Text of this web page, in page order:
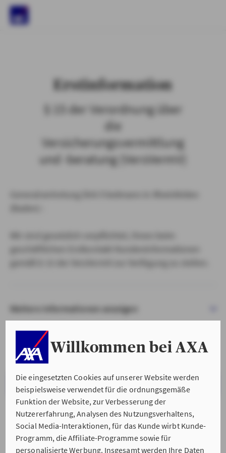
Willkommen bei AXA
Die eingesetzten Cookies auf unserer Website werden
beispielsweise verwendet für die ordnungsgemäße
Funktion der Website, zur Verbesserung der
Nutzererfahrung, Analysen des Nutzungsverhaltens,
Social Media-Interaktionen, für das Kunde wirbt Kunde-
Programm, die Affiliate-Programme sowie für
personalisierte Werbung. Insgesamt werden Ihre Daten
Erstinformation
§ 15 der Verordnung über
die
Versicherungsvermittlung
und -beratung (VersVermV)
Weitere Informationen anzeigen
VERSTANDEN & WEITER